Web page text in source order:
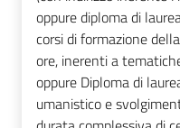
oppure diploma di
corsi di formazione
ore, inerenti a
oppure Diploma di
umanistico e